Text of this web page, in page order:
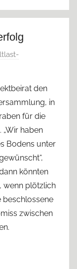
den
in
für die
haben
Bodens unter
könnten
wenn plötzlich
beschlossene
zwischen